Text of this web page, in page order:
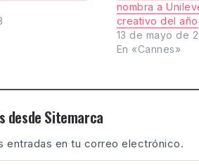
nombra a
creativo del año
13 de mayo de
En «Cannes»
desde Sitemarca
entradas en tu correo electrónico.